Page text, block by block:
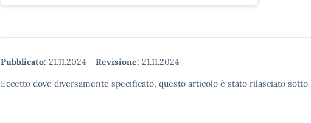
Pubblicato: 21.11.2024 - Revisione: 21.11.2024
Eccetto dove diversamente specificato, questo articolo è stato rilasciato